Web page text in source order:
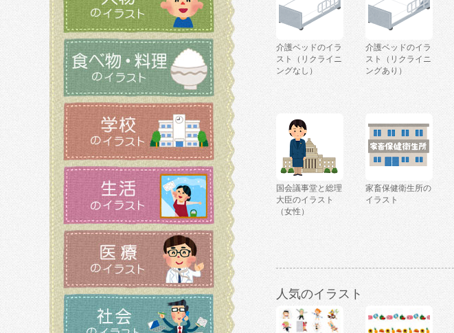
介護ベッドのイラ
スト（リクライニ
ングなし）
介護ベッドのイラ
スト（リクライニ
ングあり）
国会議事堂と総理
大臣のイラスト
（女性）
家畜保健衛生所の
イラスト
人気のイラスト